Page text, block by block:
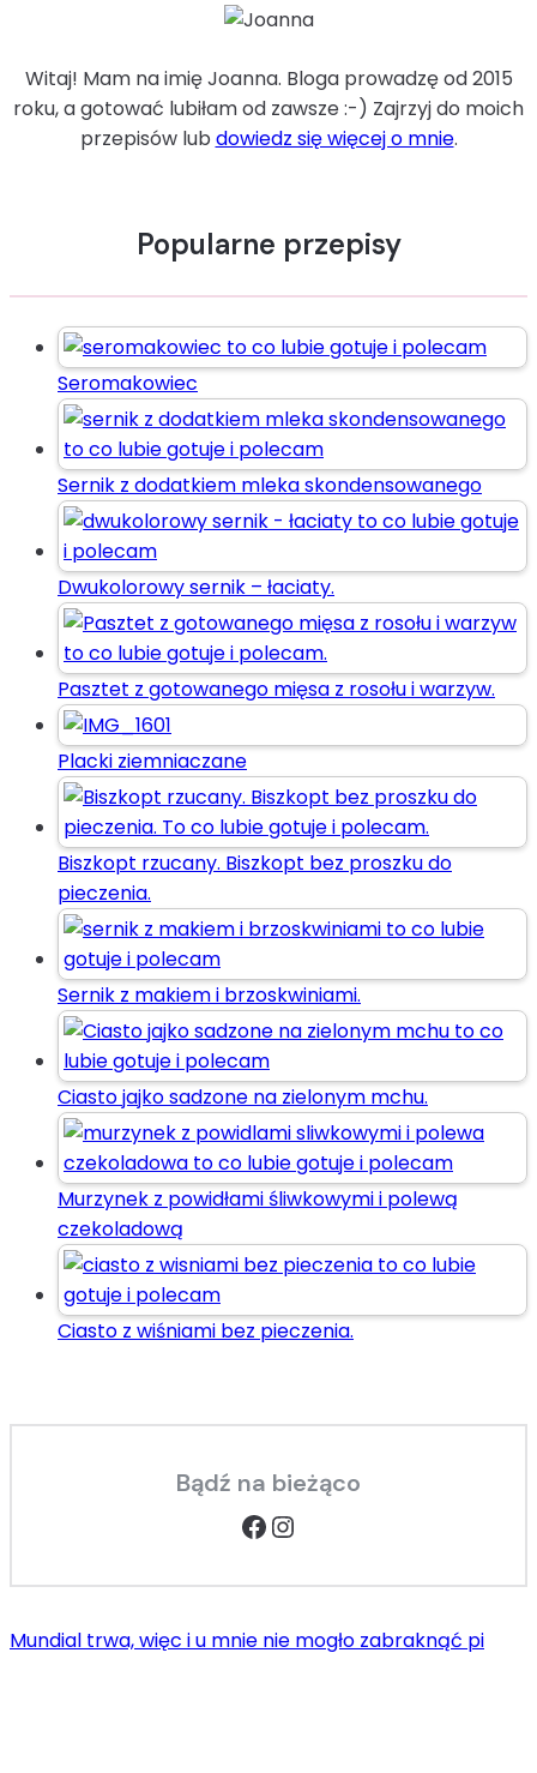
Witaj! Mam na imię Joanna. Bloga prowadzę od 2015
roku, a gotować lubiłam od zawsze :-) Zajrzyj do moich
przepisów lub dowiedz się więcej o mnie.
Popularne przepisy
Seromakowiec
Sernik z dodatkiem mleka skondensowanego
Dwukolorowy sernik – łaciaty.
Pasztet z gotowanego mięsa z rosołu i warzyw.
Placki ziemniaczane
Biszkopt rzucany. Biszkopt bez proszku do
pieczenia.
Sernik z makiem i brzoskwiniami.
Ciasto jajko sadzone na zielonym mchu.
Murzynek z powidłami śliwkowymi i polewą
czekoladową
Ciasto z wiśniami bez pieczenia.
Bądź na bieżąco
Facebook
Instagram
Mundial trwa, więc i u mnie nie mogło zabraknąć pi